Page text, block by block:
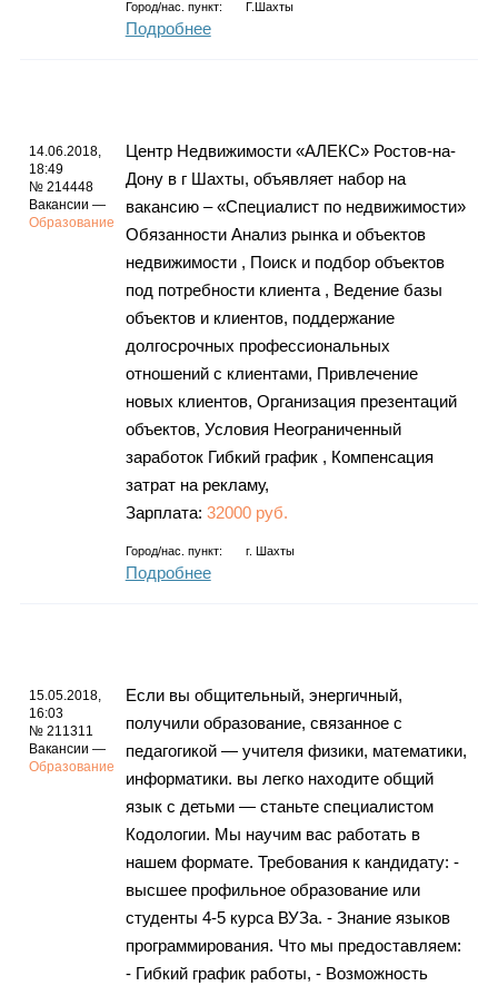
Город/нас. пункт: Г.Шахты
Подробнее
14.06.2018,
18:49
№ 214448
Вакансии —
Образование
Центр Недвижимости «АЛЕКС» Ростов-на-
Дону в г Шахты, объявляет набор на
вакансию – «Специалист по недвижимости»
Обязанности Анализ рынка и объектов
недвижимости , Поиск и подбор объектов
под потребности клиента , Ведение базы
объектов и клиентов, поддержание
долгосрочных профессиональных
отношений с клиентами, Привлечение
новых клиентов, Организация презентаций
объектов, Условия Неограниченный
заработок Гибкий график , Компенсация
затрат на рекламу,
Зарплата: 32000 руб.
Город/нас. пункт: г. Шахты
Подробнее
15.05.2018,
16:03
№ 211311
Вакансии —
Образование
Если вы общительный, энергичный,
получили образование, связанное с
педагогикой — учителя физики, математики,
информатики. вы легко находите общий
язык с детьми — станьте специалистом
Кодологии. Мы научим вас работать в
нашем формате. Требования к кандидату: -
высшее профильное образование или
студенты 4-5 курса ВУЗа. - Знание языков
программирования. Что мы предоставляем:
- Гибкий график работы, - Возможность